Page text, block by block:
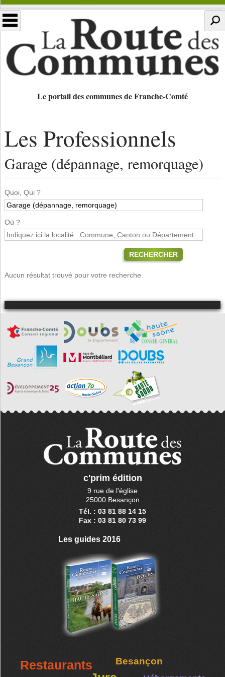
Le portail des communes de Franche-Comté
Les Professionnels
Garage (dépannage, remorquage)
Quoi, Qui ?
Où ?
RECHERCHER
Aucun résultat trouvé pour votre recherche.
c'prim édition
9 rue de l'église
25000 Besançon
Tél. : 03 81 88 14 15
Fax : 03 81 80 73 99
Les guides 2016
Restaurants Besançon